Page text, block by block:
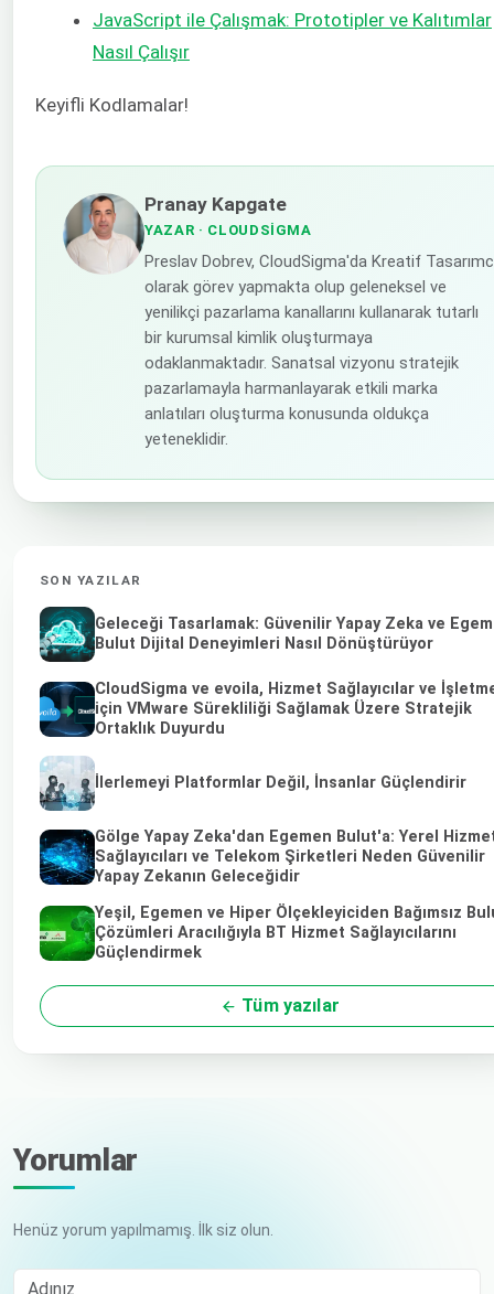
JavaScript ile Çalışmak: Prototipler ve Kalıtımlar
Nasıl Çalışır
Keyifli Kodlamalar!
Pranay Kapgate
YAZAR · CLOUDSIGMA
Preslav Dobrev, CloudSigma'da Kreatif
olarak görev yapmakta olup geleneksel ve
yenilikçi pazarlama kanallarını kullanarak tutarlı
bir kurumsal kimlik oluşturmaya
odaklanmaktadır. Sanatsal vizyonu stratejik
pazarlamayla harmanlayarak etkili marka
anlatıları oluşturma konusunda oldukça
yeteneklidir.
SON YAZILAR
Geleceği Tasarlamak: Güvenilir Yapay Zeka ve
Bulut Dijital Deneyimleri Nasıl Dönüştürüyor
CloudSigma ve evoila, Hizmet Sağlayıcılar ve
için VMware Sürekliliği Sağlamak Üzere Stratejik
Ortaklık Duyurdu
İlerlemeyi Platformlar Değil, İnsanlar Güçlendirir
Gölge Yapay Zeka'dan Egemen Bulut'a: Yerel
Sağlayıcıları ve Telekom Şirketleri Neden Güvenilir
Yapay Zekanın Geleceğidir
Yeşil, Egemen ve Hiper Ölçekleyiciden Bağımsız
Çözümleri Aracılığıyla BT Hizmet Sağlayıcılarını
Güçlendirmek
Tüm yazılar
Yorumlar
Henüz yorum yapılmamış. İlk siz olun.
Adınız